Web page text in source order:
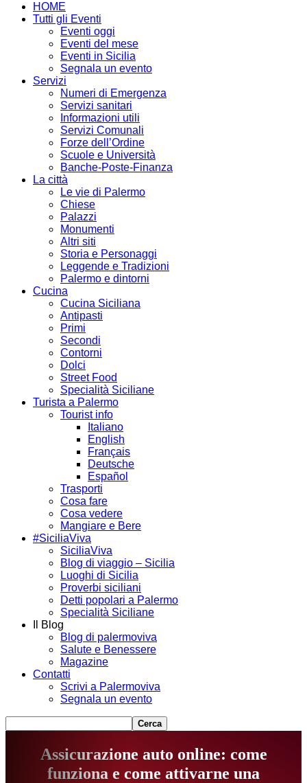
HOME
Tutti gli Eventi
Eventi oggi
Eventi del mese
Eventi in Sicilia
Segnala un evento
Servizi
Numeri di Emergenza
Servizi sanitari
Informazioni utili
Servizi Comunali
Forze dell’Ordine
Scuole e Università
Banche-Poste-Finanza
La città
Le vie di Palermo
Chiese
Palazzi
Monumenti
Altri siti
Storia e Personaggi
Leggende e Tradizioni
Palermo e dintorni
Cucina
Cucina Siciliana
Antipasti
Primi
Secondi
Contorni
Dolci
Street Food
Specialità Siciliane
Turista a Palermo
Tourist info
Italiano
English
Français
Deutsche
Español
Trasporti
Cosa fare
Cosa vedere
Mangiare e Bere
#SiciliaViva
SiciliaViva
Blog di viaggio – Sicilia
Luoghi di Sicilia
Proverbi siciliani
Detti popolari a Palermo
Specialità Siciliane
Il Blog
Blog di palermoviva
Salute e Benessere
Magazine
Contatti
Scrivi a Palermoviva
Segnala un evento
Assicurazione auto online: come
funziona e come attivarne una